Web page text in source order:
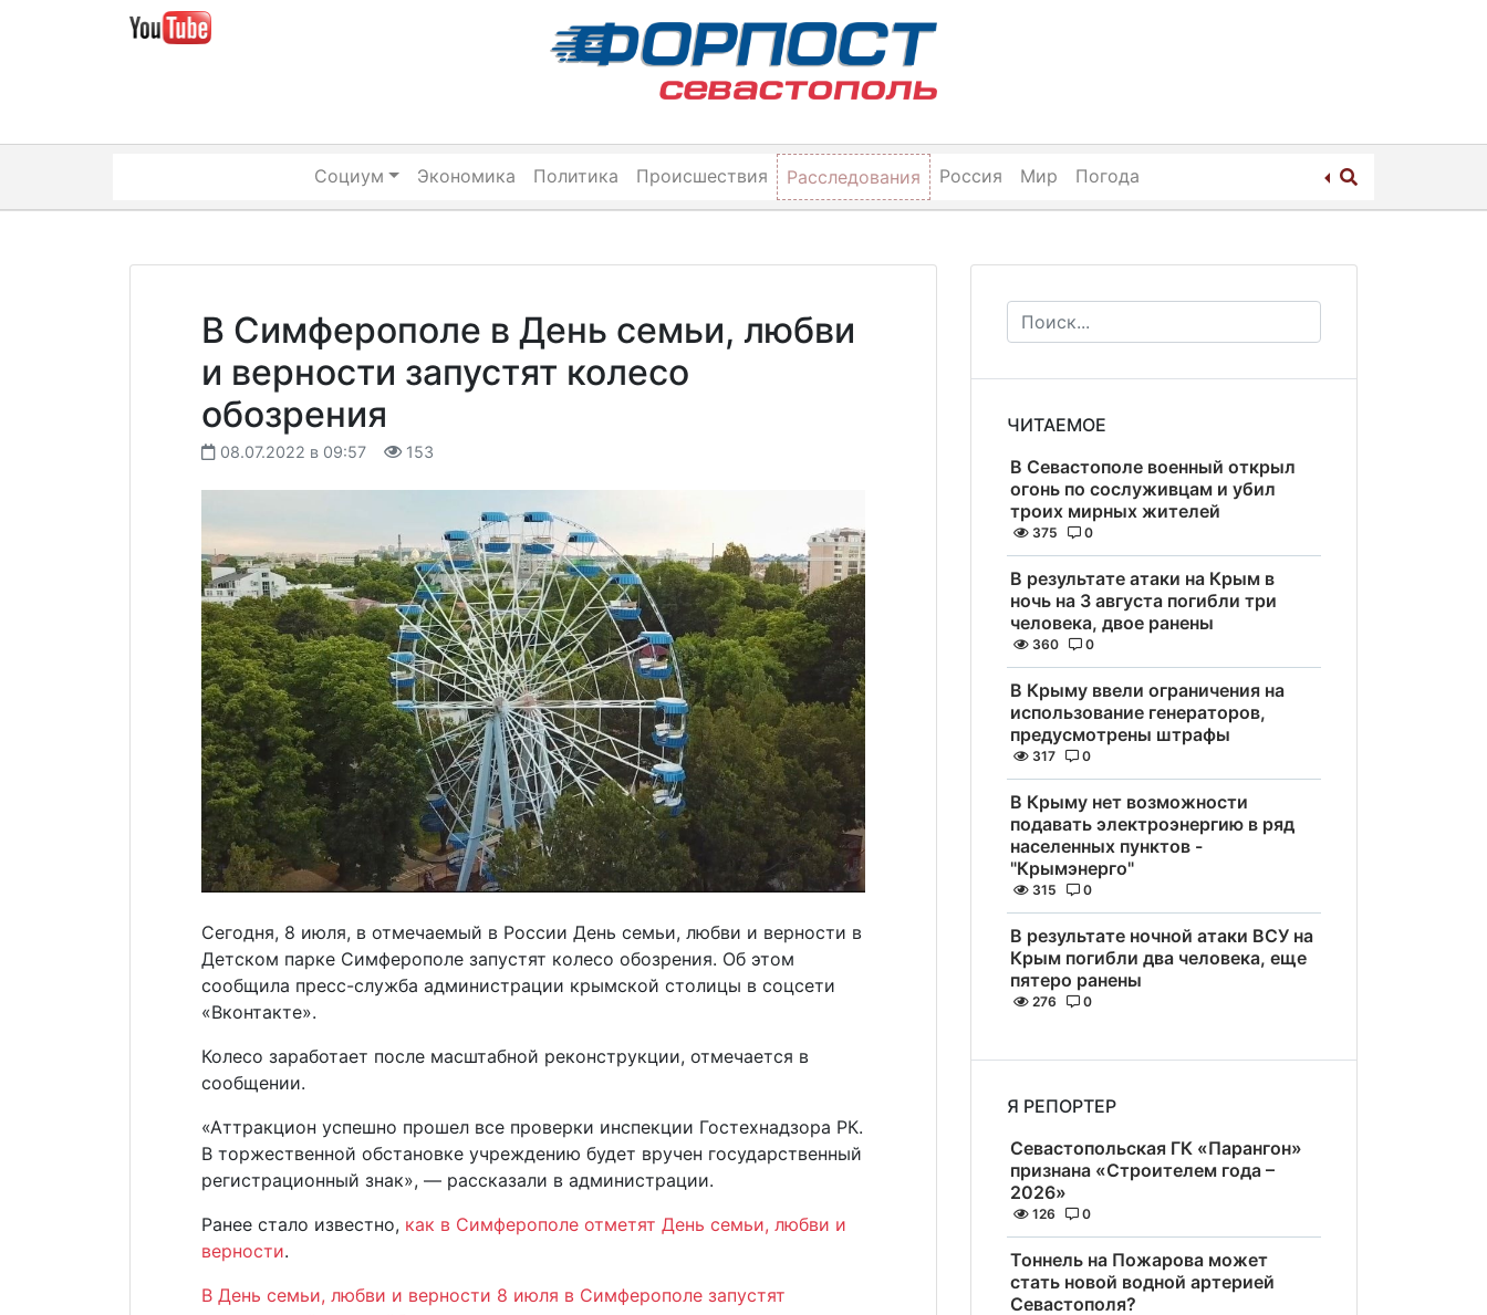
Социум Экономика Политика Происшествия Расследования Россия Мир Погода
В Симферополе в День семьи, любви
и верности запустят колесо
обозрения
08.07.2022 в 09:57 153
Сегодня, 8 июля, в отмечаемый в России День семьи, любви и верности в
Детском парке Симферополе запустят колесо обозрения. Об этом
сообщила пресс-служба администрации крымской столицы в соцсети
«Вконтакте».
Колесо заработает после масштабной реконструкции, отмечается в
сообщении.
«Аттракцион успешно прошел все проверки инспекции Гостехнадзора РК.
В торжественной обстановке учреждению будет вручен государственный
регистрационный знак», — рассказали в администрации.
Ранее стало известно, как в Симферополе отметят День семьи, любви и
верности.
В День семьи, любви и верности 8 июля в Симферополе запустят
ЧИТАЕМОЕ
В Севастополе военный открыл
огонь по сослуживцам и убил
троих мирных жителей
375 0
В результате атаки на Крым в
ночь на 3 августа погибли три
человека, двое ранены
360 0
В Крыму ввели ограничения на
использование генераторов,
предусмотрены штрафы
317 0
В Крыму нет возможности
подавать электроэнергию в ряд
населенных пунктов -
"Крымэнерго"
315 0
В результате ночной атаки ВСУ на
Крым погибли два человека, еще
пятеро ранены
276 0
Я РЕПОРТЕР
Севастопольская ГК «Парангон»
признана «Строителем года –
2026»
126 0
Тоннель на Пожарова может
стать новой водной артерией
Севастополя?